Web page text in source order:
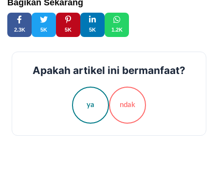
Bagikan Sekarang
2.3K 5K 5K 5K 1.2K
Apakah artikel ini bermanfaat?
ya ndak